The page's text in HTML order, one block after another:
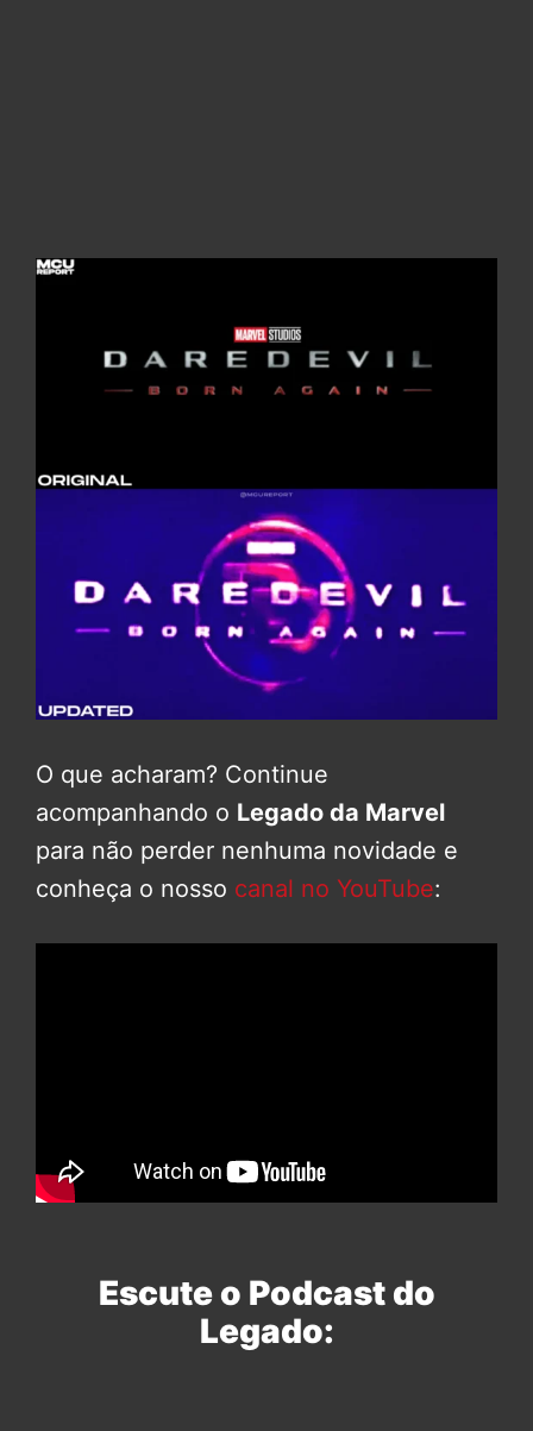
O que acharam? Continue
acompanhando o Legado da Marvel
para não perder nenhuma novidade e
conheça o nosso canal no YouTube:
Escute o Podcast do
Legado: